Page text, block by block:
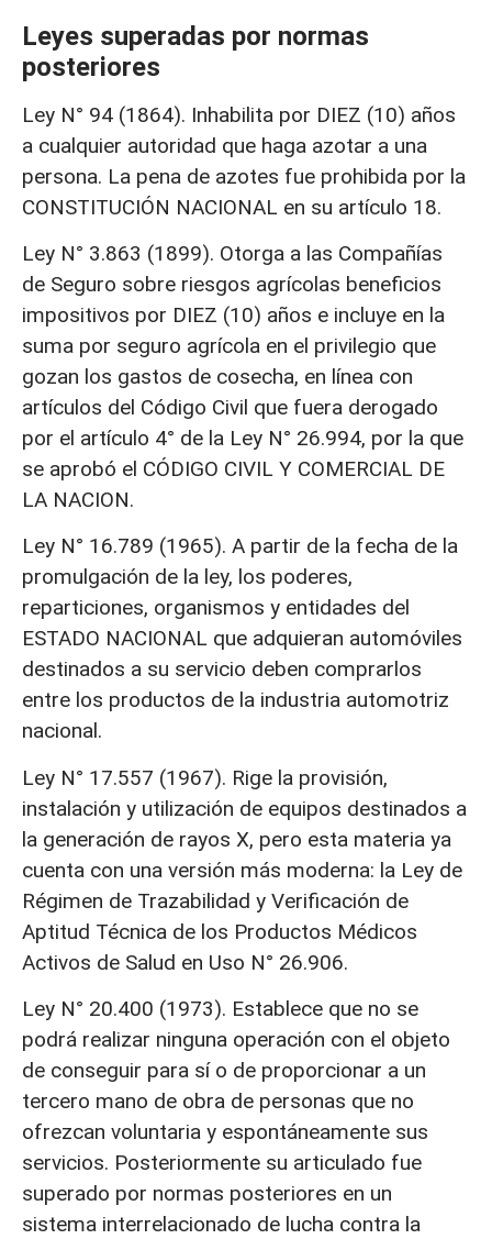
Leyes superadas por normas
posteriores
Ley N° 94 (1864). Inhabilita por DIEZ (10) años
a cualquier autoridad que haga azotar a una
persona. La pena de azotes fue prohibida por la
CONSTITUCIÓN NACIONAL en su artículo 18.
Ley N° 3.863 (1899). Otorga a las Compañías
de Seguro sobre riesgos agrícolas beneficios
impositivos por DIEZ (10) años e incluye en la
suma por seguro agrícola en el privilegio que
gozan los gastos de cosecha, en línea con
artículos del Código Civil que fuera derogado
por el artículo 4° de la Ley N° 26.994, por la que
se aprobó el CÓDIGO CIVIL Y COMERCIAL DE
LA NACION.
Ley N° 16.789 (1965). A partir de la fecha de la
promulgación de la ley, los poderes,
reparticiones, organismos y entidades del
ESTADO NACIONAL que adquieran automóviles
destinados a su servicio deben comprarlos
entre los productos de la industria automotriz
nacional.
Ley N° 17.557 (1967). Rige la provisión,
instalación y utilización de equipos destinados a
la generación de rayos X, pero esta materia ya
cuenta con una versión más moderna: la Ley de
Régimen de Trazabilidad y Verificación de
Aptitud Técnica de los Productos Médicos
Activos de Salud en Uso N° 26.906.
Ley N° 20.400 (1973). Establece que no se
podrá realizar ninguna operación con el objeto
de conseguir para sí o de proporcionar a un
tercero mano de obra de personas que no
ofrezcan voluntaria y espontáneamente sus
servicios. Posteriormente su articulado fue
superado por normas posteriores en un
sistema interrelacionado de lucha contra la